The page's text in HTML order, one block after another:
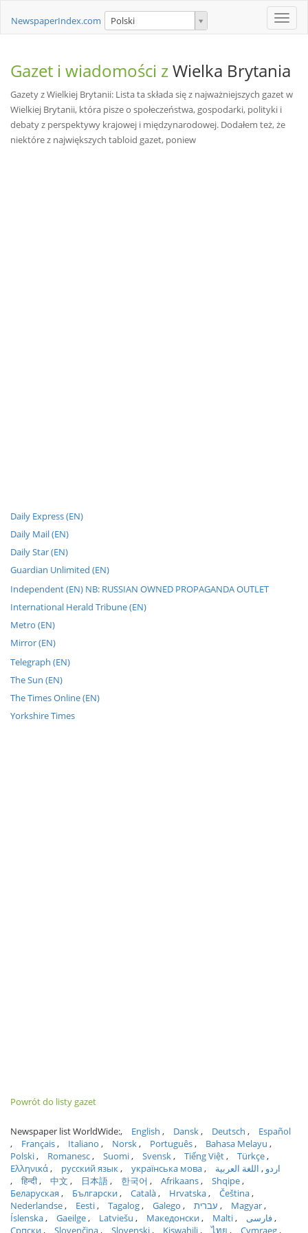
Toggle
NewspaperIndex.com Polski
Gazet i wiadomości zWielka Brytania
Gazety z Wielkiej Brytanii: Lista ta składa się z najważniejszych gazet w
Wielkiej Brytanii, która pisze o społeczeństwa, gospodarki, polityki i
debaty z perspektywy krajowej i międzynarodowej. Dodałem też, że
niektóre z największych tabloid gazet, poniew
Daily Express (EN)
Daily Mail (EN)
Daily Star (EN)
Guardian Unlimited (EN)
Independent (EN) NB: RUSSIAN OWNED PROPAGANDA OUTLET
International Herald Tribune (EN)
Metro (EN)
Mirror (EN)
Telegraph (EN)
The Sun (EN)
The Times Online (EN)
Yorkshire Times
Powrót do listy gazet
Newspaper list WorldWide: English Dansk Deutsch
Español
Français
Italiano Norsk Português
Bahasa Melayu
Polski
Romanesc Suomi Svensk Tiếng Việt
Türkçe
Ελληνικά
русский язык українська мова اردو
اللغة العربية
हिन्दी
中文 日本語 한국어 Afrikaans
Shqipe
Беларуская
Български Català Hrvatska
Čeština
Nederlandse
Eesti Tagalog Galego עברית
Magyar
Íslenska
Gaeilge Latviešu Македонски Malti
فارسی
Српски
Slovenčina Slovenski Kiswahili ไทย Cymraeg